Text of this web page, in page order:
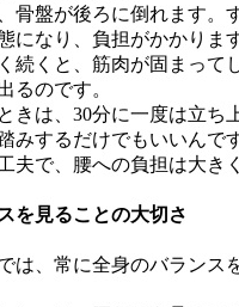
骨盤が後ろに倒れます。
になり、負担がかかります
続くと、筋肉が固まって
るのです。
きは、30分に一度は立ち
みするだけでもいいんで
夫で、腰への負担は大き
を見ることの大切さ
は、常に全身のバランス